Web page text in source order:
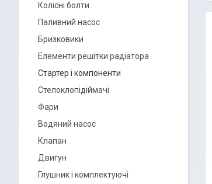
Колісні болти
Паливний насос
Бризковики
Елементи решітки радіатора
Стартер і компоненти
Стелоклопідіймачі
Фари
Водяний насос
Клапан
Двигун
Глушник і комплектуючі